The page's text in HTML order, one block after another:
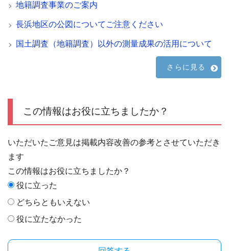
地籍調査事業のご案内
長浜地区の公図についてご注意ください
国土調査（地籍調査）以外の測量成果の活用について
さらに見る
この情報はお役に立ちましたか？
いただいたご意見は掲載内容改善の参考とさせていただき
ます
この情報はお役に立ちましたか？
役に立った
どちらともいえない
役に立たなかった